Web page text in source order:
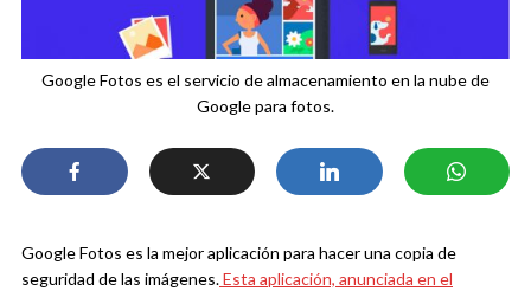
Google Fotos es el servicio de almacenamiento en la nube de
Google para fotos.
Google Fotos es la mejor aplicación para hacer una copia de
seguridad de las imágenes.Esta aplicación, anunciada en el